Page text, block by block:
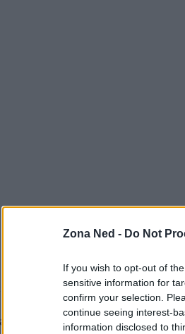
Zona Ned - Do Not
If you wish to opt-out of
sensitive information for
confirm your selection.
continue seeing interest-
information disclosed to
principali dei
Tab si contraddistinguono